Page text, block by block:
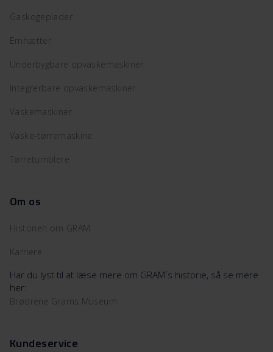
Gaskogeplader
Emhætter
Underbygbare opvaskemaskiner
Integrerbare opvaskemaskiner
Vaskemaskiner
Vaske-tørremaskine
Tørretumblere
Om os
Historien om GRAM
Karriere
Har du lyst til at læse mere om GRAM´s historie, så se mere
her:
Brødrene Grams Museum
Kundeservice